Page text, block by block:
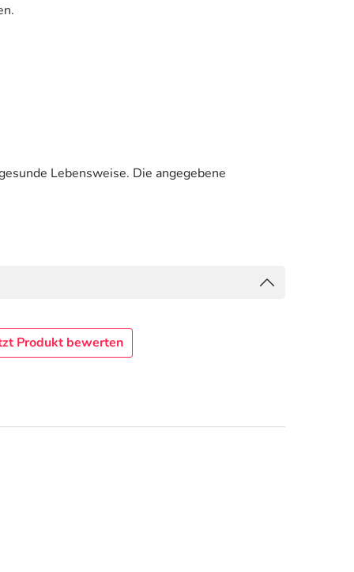
Lebensweise. Die angegebene
Produkt bewerten